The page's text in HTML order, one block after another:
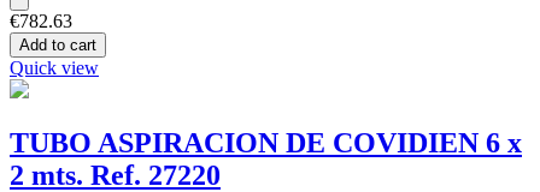
€782.63
Add to cart
Quick view
TUBO ASPIRACION DE COVIDIEN 6 x
2 mts. Ref. 27220